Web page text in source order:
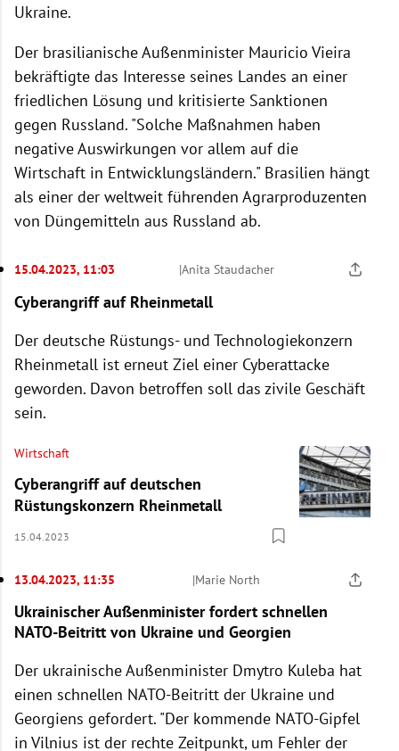
Ukraine.
Der brasilianische Außenminister Mauricio Vieira
bekräftigte das Interesse seines Landes an einer
friedlichen Lösung und kritisierte Sanktionen
gegen Russland. "Solche Maßnahmen haben
negative Auswirkungen vor allem auf die
Wirtschaft in Entwicklungsländern." Brasilien hängt
als einer der weltweit führenden Agrarproduzenten
von Düngemitteln aus Russland ab.
15.04.2023, 11:03 |Anita Staudacher
Cyberangriff auf Rheinmetall
Der deutsche Rüstungs- und Technologiekonzern
Rheinmetall ist erneut Ziel einer Cyberattacke
geworden. Davon betroffen soll das zivile Geschäft
sein.
Wirtschaft
Cyberangriff auf deutschen
Rüstungskonzern Rheinmetall
15.04.2023
13.04.2023, 11:35 |Marie North
Ukrainischer Außenminister fordert schnellen
NATO-Beitritt von Ukraine und Georgien
Der ukrainische Außenminister Dmytro Kuleba hat
einen schnellen NATO-Beitritt der Ukraine und
Georgiens gefordert. "Der kommende NATO-Gipfel
in Vilnius ist der rechte Zeitpunkt, um Fehler der